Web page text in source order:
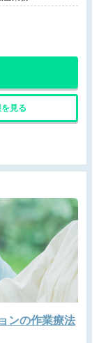
見る
ンの作業療法